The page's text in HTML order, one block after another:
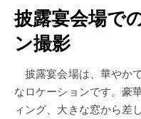
披露宴会場で
ン撮影
披露宴会場は、華やか
なロケーションです。豪
ィング、大きな窓から差